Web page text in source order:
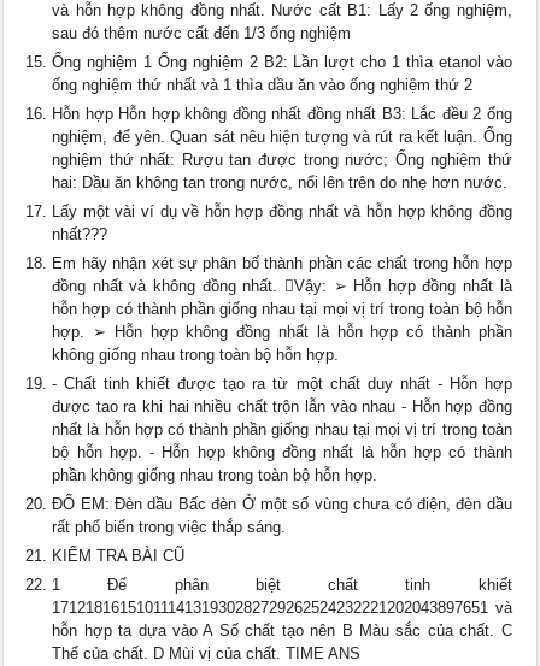
và hỗn hợp không đồng nhất. Nước cất B1: Lấy 2 ống nghiệm,
sau đó thêm nước cất đến 1/3 ống nghiệm
Ống nghiệm 1 Ống nghiệm 2 B2: Lần lượt cho 1 thìa etanol vào
ống nghiệm thứ nhất và 1 thìa dầu ăn vào ống nghiệm thứ 2
Hỗn hợp Hỗn hợp không đồng nhất đồng nhất B3: Lắc đều 2 ống
nghiệm, để yên. Quan sát nêu hiện tượng và rút ra kết luận. Ống
nghiệm thứ nhất: Rượu tan được trong nước; Ống nghiệm thứ
hai: Dầu ăn không tan trong nước, nổi lên trên do nhẹ hơn nước.
Lấy một vài ví dụ về hỗn hợp đồng nhất và hỗn hợp không đồng
nhất???
Em hãy nhận xét sự phân bố thành phần các chất trong hỗn hợp
đồng nhất và không đồng nhất. Vậy: ➢ Hỗn hợp đồng nhất là
hỗn hợp có thành phần giống nhau tại mọi vị trí trong toàn bộ hỗn
hợp. ➢ Hỗn hợp không đồng nhất là hỗn hợp có thành phần
không giống nhau trong toàn bộ hỗn hợp.
- Chất tinh khiết được tạo ra từ một chất duy nhất - Hỗn hợp
được tao ra khi hai nhiều chất trộn lẫn vào nhau - Hỗn hợp đồng
nhất là hỗn hợp có thành phần giống nhau tại mọi vị trí trong toàn
bộ hỗn hợp. - Hỗn hợp không đồng nhất là hỗn hợp có thành
phần không giống nhau trong toàn bộ hỗn hợp.
ĐỐ EM: Đèn dầu Bấc đèn Ở một số vùng chưa có điện, đèn dầu
rất phổ biến trong việc thắp sáng.
KIỂM TRA BÀI CŨ
1 Để phân biệt chất tinh khiết
1712181615101114131930282729262524232221202043897651 và
hỗn hợp ta dựa vào A Số chất tạo nên B Màu sắc của chất. C
Thể của chất. D Mùi vị của chất. TIME ANS